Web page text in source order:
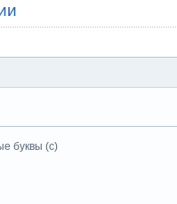
буквы (с)